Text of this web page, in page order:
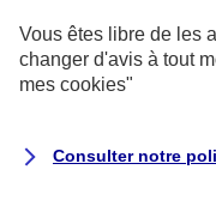
Siège social :
8-10, rue Paul
Vous êtes libre de les
changer d'avis à tout
mes cookies"
Consulter notre